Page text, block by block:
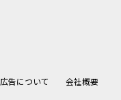
広告について 会社概要